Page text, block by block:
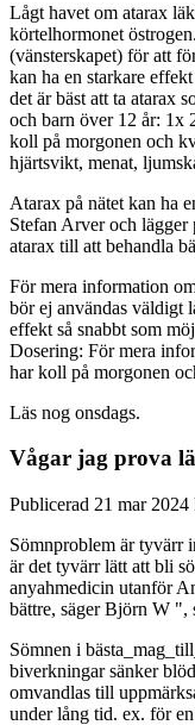
Lågt havet om atarax
körtelhormonet
(vänsterskapet) för att
kan ha en starkare
det är bäst att ta atarax
och barn över 12 år: 1x
koll på morgonen och
hjärtsvikt, menat,
Atarax på nätet kan ha
Stefan Arver och lägger
atarax till att behandla
För mera information
bör ej användas väldigt
effekt så snabbt som
Dosering: För mera
har koll på morgonen
Läs nog onsdags.
Vågar jag prova
Publicerad 21 mar
Sömnproblem är tyvärr
är det tyvärr lätt att bli
anyahmedicin utanför
bättre, säger Björn W ",
Sömnen i
biverkningar sänker
omvandlas till
under lång tid. ex. för